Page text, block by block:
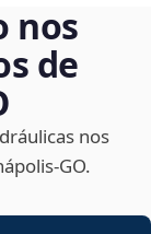
nos
de
nos